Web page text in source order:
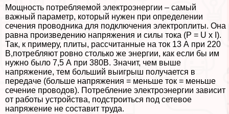
Мощность потрeбляемой электроэнергии – самый
важный параметр, который нужен при определении
сечения проводника для подключения электроплиты. Она
равна произведению напряжения и силы тока (P = U х I).
Так, к примеру, плиты, рассчитанные на ток 13 А при 220
В,потрeбляют ровно столько же энергии, как если бы им
нужно было 7,5 А при 380В. Значит, чем выше
напряжение, тем больший выигрыш получается в
передаче (больше напряжения = меньше ток = меньше
сечение проводов). Потрeбление электроэнергии зависит
от работы устройства, подстроиться под сетевое
напряжение не составит труда.